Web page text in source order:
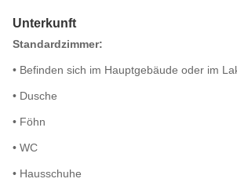
Unterkunft
Standardzimmer:
• Befinden sich im Hauptgebäude oder im
• Dusche
• Föhn
• WC
• Hausschuhe